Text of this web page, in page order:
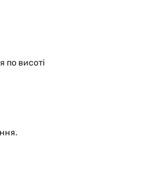
по висоті